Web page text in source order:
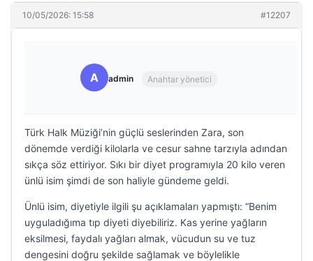
10/05/2026: 15:58 #12207
A admin Anahtar yönetici
Türk Halk Müziği’nin güçlü seslerinden Zara, son
dönemde verdiği kilolarla ve cesur sahne tarzıyla adından
sıkça söz ettiriyor. Sıkı bir diyet programıyla 20 kilo veren
ünlü isim şimdi de son haliyle gündeme geldi.
Ünlü isim, diyetiyle ilgili şu açıklamaları yapmıştı: “Benim
uyguladığıma tıp diyeti diyebiliriz. Kas yerine yağların
eksilmesi, faydalı yağları almak, vücudun su ve tuz
dengesini doğru şekilde sağlamak ve böylelikle